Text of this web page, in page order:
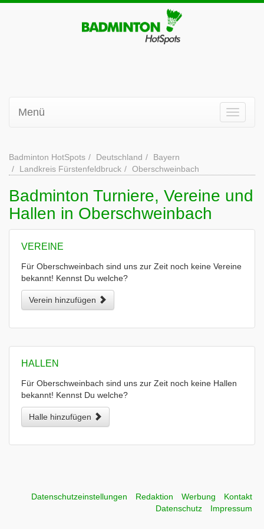
Menü
Badminton HotSpots Deutschland
Bayern
Landkreis Fürstenfeldbruck
Oberschweinbach
Badminton Turniere, Vereine und
Hallen in Oberschweinbach
VEREINE
Für Oberschweinbach sind uns zur Zeit noch keine Vereine
bekannt! Kennst Du welche?
Verein hinzufügen
HALLEN
Für Oberschweinbach sind uns zur Zeit noch keine Hallen
bekannt! Kennst Du welche?
Halle hinzufügen
Datenschutzeinstellungen Redaktion Werbung
Kontakt
Datenschutz
Impressum